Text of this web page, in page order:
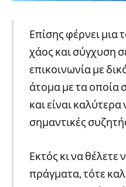
Επίσης φέρνει μια
χάος και σύγχυση
επικοινωνία με
άτομα με τα οποία
και είναι
σημαντικές
Εκτός κι να θέλετε
πράγματα, τότε